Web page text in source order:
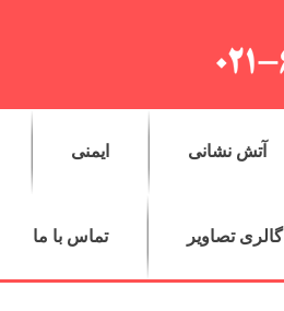
آتش نشانی ایمنی
گالری تصاویر تماس با ما